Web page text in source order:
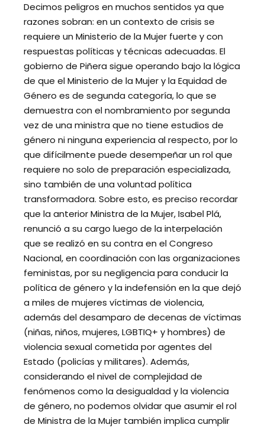
Decimos peligros en muchos sentidos ya que
razones sobran: en un contexto de crisis se
requiere un Ministerio de la Mujer fuerte y con
respuestas políticas y técnicas adecuadas. El
gobierno de Piñera sigue operando bajo la lógica
de que el Ministerio de la Mujer y la Equidad de
Género es de segunda categoría, lo que se
demuestra con el nombramiento por segunda
vez de una ministra que no tiene estudios de
género ni ninguna experiencia al respecto, por lo
que difícilmente puede desempeñar un rol que
requiere no solo de preparación especializada,
sino también de una voluntad política
transformadora. Sobre esto, es preciso recordar
que la anterior Ministra de la Mujer, Isabel Plá,
renunció a su cargo luego de la interpelación
que se realizó en su contra en el Congreso
Nacional, en coordinación con las organizaciones
feministas, por su negligencia para conducir la
política de género y la indefensión en la que dejó
a miles de mujeres víctimas de violencia,
además del desamparo de decenas de víctimas
(niñas, niños, mujeres, LGBTIQ+ y hombres) de
violencia sexual cometida por agentes del
Estado (policías y militares). Además,
considerando el nivel de complejidad de
fenómenos como la desigualdad y la violencia
de género, no podemos olvidar que asumir el rol
de Ministra de la Mujer también implica cumplir